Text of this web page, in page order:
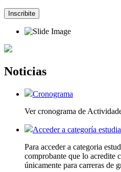
Noticias
Cronograma
Ver cronograma de
Acceder a categoría
Para acceder a categoria
comprobante que lo acredite
únicamente para carreras de